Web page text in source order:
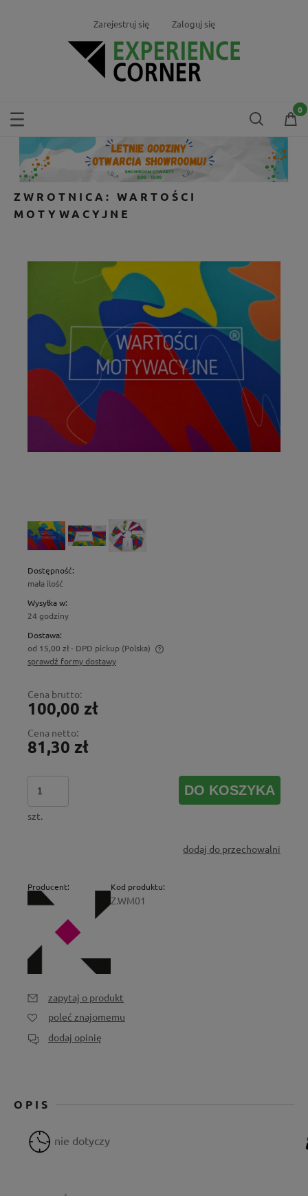
Zarejestruj się Zaloguj się
ZWROTNICA: WARTOŚCI
MOTYWACYJNE
Dostępność:
mała ilość
Wysyłka w:
24 godziny
Dostawa:
od 15,00 zł- DPD pickup (Polska)
Cena nie zawiera ewentualnych kosztów płatności
sprawdź formy dostawy
Cena brutto:
100,00 zł
Cena netto:
81,30 zł
szt.
DO KOSZYKA
dodaj do przechowalni
Producent: Kod produktu:
Z.WM01
zapytaj o produkt
poleć znajomemu
dodaj opinię
OPIS
nie dotyczy